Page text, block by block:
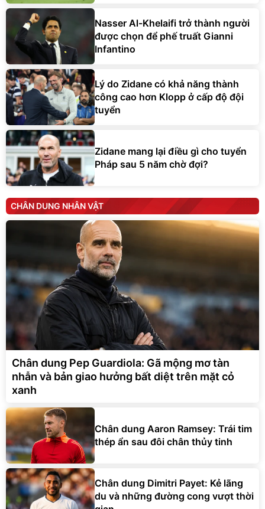
Nasser Al-Khelaifi trở thành người
được chọn để phế truất Gianni
Infantino
Lý do Zidane có khả năng thành
công cao hơn Klopp ở cấp độ đội
tuyển
Zidane mang lại điều gì cho tuyển
Pháp sau 5 năm chờ đợi?
CHÂN DUNG NHÂN VẬT
Chân dung Pep Guardiola: Gã mộng mơ tàn
nhẫn và bản giao hưởng bất diệt trên mặt cỏ
xanh
Chân dung Aaron Ramsey: Trái tim
thép ẩn sau đôi chân thủy tinh
Chân dung Dimitri Payet: Kẻ lãng
du và những đường cong vượt thời